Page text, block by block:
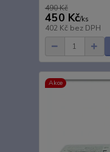
490 Kč
450 Kč/ks
402 Kč bez DPH
Akce